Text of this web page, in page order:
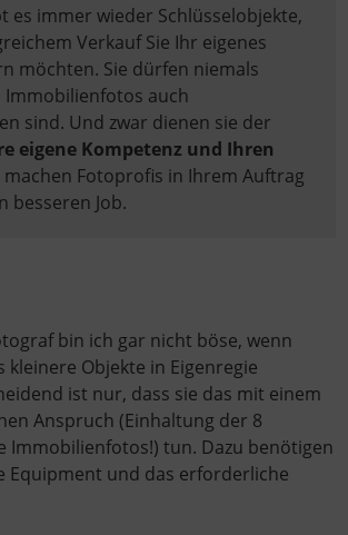
es immer wieder Schlüsselobjekte,
Verkauf Sie Ihr eigenes
möchten. Sie dürfen niemals
Immobilienfotos auch
sind. Und zwar dienen sie der
eigene Kompetenz und Ihren
machen Fotoprofis in Ihrem Auftrag
besseren Job.
bin ich gar nicht böse, wenn
Objekte in Eigenregie
ist nur, dass sie das mit einem
Anspruch (Einhaltung der 8
Immobilienfotos!) tun. Dazu benötigen
Equipment und das erforderliche